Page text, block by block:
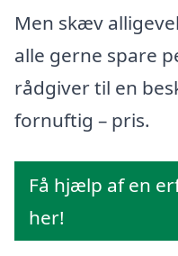
Men skæv
alle gerne spare
rådgiver til en
fornuftig – pris.
Få hjælp af en
her!